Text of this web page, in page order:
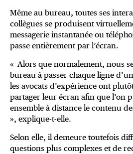
Même au bureau, toutes ses
collègues se produisent
messagerie instantanée ou
passe entièrement par l’écran.
« Alors que normalement, nous
bureau à passer chaque ligne
les avocats d’expérience ont
partager leur écran afin que l’on
ensemble à distance le contenu
», explique-t-elle.
Selon elle, il demeure toutefois
questions plus complexes et de